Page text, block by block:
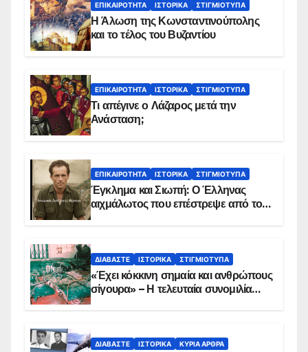
ΕΠΙΚΑΙΡΌΤΗΤΑ ΙΣΤΟΡΙΚΆ ΣΤΙΓΜΙΌΤΥΠΑ
Η Άλωση της Κωνσταντινούπολης
και το τέλος του Βυζαντίου
ΕΠΙΚΑΙΡΌΤΗΤΑ ΙΣΤΟΡΙΚΆ ΣΤΙΓΜΙΌΤΥΠΑ
Τι απέγινε ο Λάζαρος μετά την
Ανάσταση;
ΕΠΙΚΑΙΡΌΤΗΤΑ ΙΣΤΟΡΙΚΆ ΣΤΙΓΜΙΌΤΥΠΑ
Έγκλημα και Σιωπή: Ο Έλληνας
αιχμάλωτος που επέστρεψε από το
ΔΙΑΒΆΣΤΕ ΙΣΤΟΡΙΚΆ ΣΤΙΓΜΙΌΤΥΠΑ
«Έχει κόκκινη σημαία και ανθρώπους
σίγουρα» – Η τελευταία συνομιλία
ΔΙΑΒΆΣΤΕ ΙΣΤΟΡΙΚΆ ΚΥΡΙΑ ΑΡΘΡΑ